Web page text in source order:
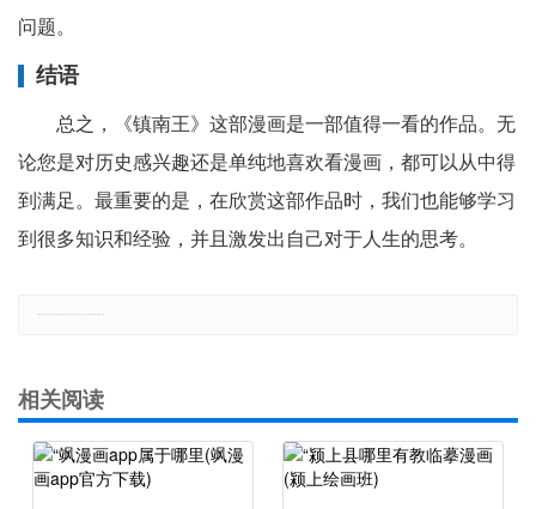
问题。
结语
总之，《镇南王》这部漫画是一部值得一看的作品。无
论您是对历史感兴趣还是单纯地喜欢看漫画，都可以从中得
到满足。最重要的是，在欣赏这部作品时，我们也能够学习
到很多知识和经验，并且激发出自己对于人生的思考。
相关阅读